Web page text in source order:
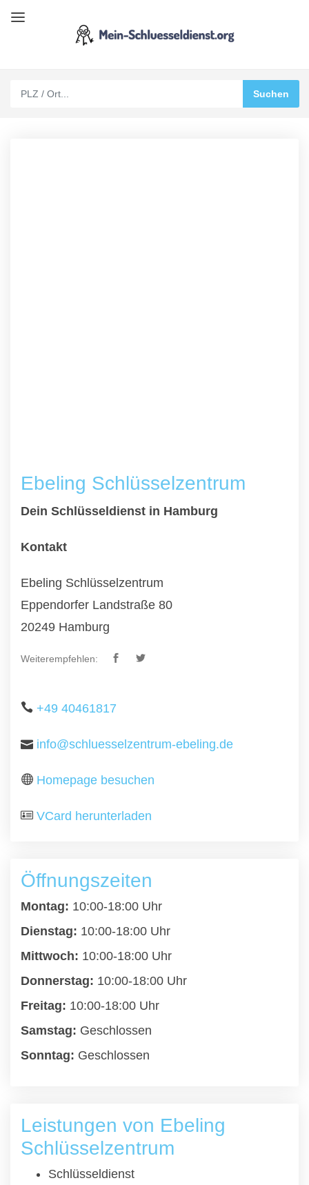
Ebeling Schlüsselzentrum
Dein Schlüsseldienst in Hamburg
Kontakt
Ebeling Schlüsselzentrum
Eppendorfer Landstraße 80
20249 Hamburg
Weiterempfehlen:
+49 40461817
info@schluesselzentrum-ebeling.de
Homepage besuchen
VCard herunterladen
Öffnungszeiten
Montag: 10:00-18:00 Uhr
Dienstag: 10:00-18:00 Uhr
Mittwoch: 10:00-18:00 Uhr
Donnerstag: 10:00-18:00 Uhr
Freitag: 10:00-18:00 Uhr
Samstag: Geschlossen
Sonntag: Geschlossen
Leistungen von Ebeling
Schlüsselzentrum
Schlüsseldienst